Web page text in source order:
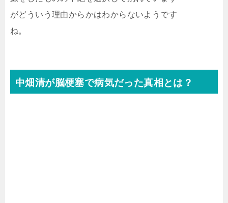
がどういう理由からかはわからないようです
ね。
中畑清が脳梗塞で病気だった真相とは？